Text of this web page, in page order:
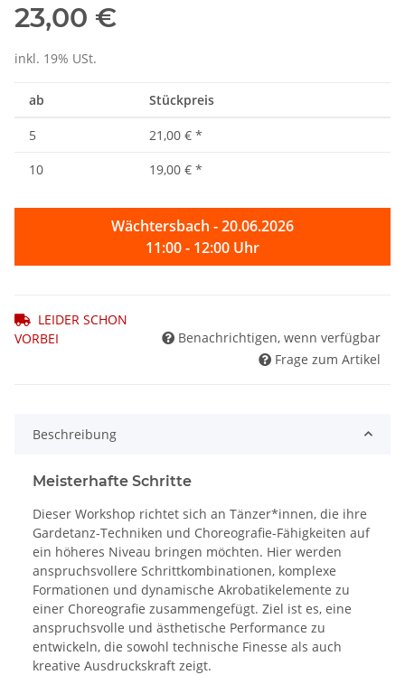
23,00 €
inkl. 19% USt.
ab Stückpreis
5 21,00 € *
10
19,00 € *
Wächtersbach - 20.06.2026
11:00 - 12:00 Uhr
LEIDER SCHON
VORBEI
Benachrichtigen, wenn verfügbar
Frage zum Artikel
Beschreibung
Meisterhafte Schritte
Dieser Workshop richtet sich an Tänzer*innen, die ihre
Gardetanz-Techniken und Choreografie-Fähigkeiten auf
ein höheres Niveau bringen möchten. Hier werden
anspruchsvollere Schrittkombinationen, komplexe
Formationen und dynamische Akrobatikelemente zu
einer Choreografie zusammengefügt. Ziel ist es, eine
anspruchsvolle und ästhetische Performance zu
entwickeln, die sowohl technische Finesse als auch
kreative Ausdruckskraft zeigt.